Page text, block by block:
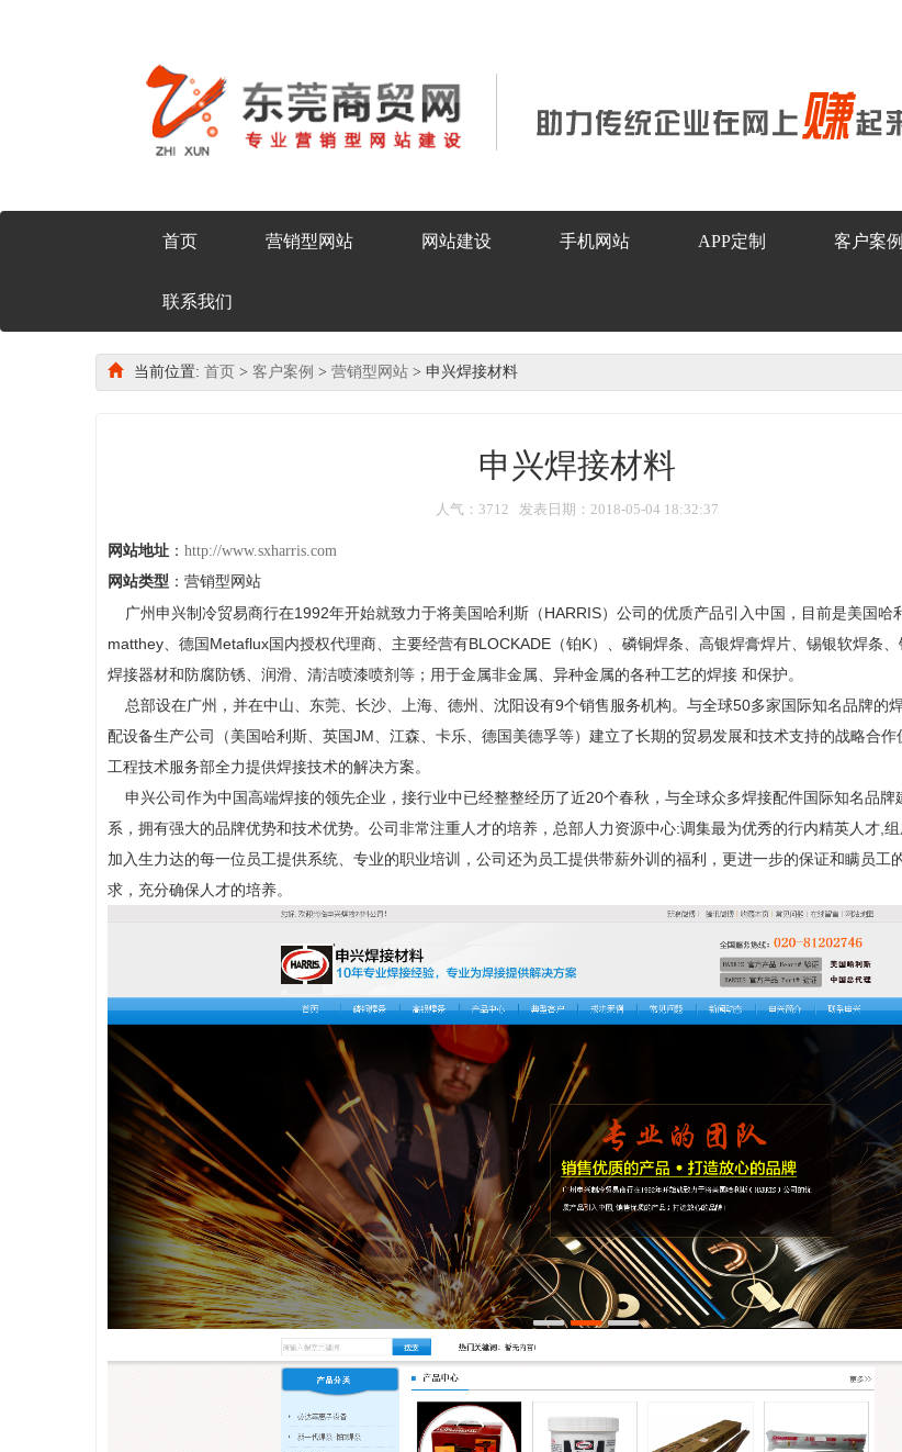
首页 营销型网站 网站建设 手机网站 APP定制 客户案例
联系我们
当前位置: 首页 > 客户案例 > 营销型网站 > 申兴焊接材料
申兴焊接材料
人气：3712 发表日期：2018-05-04 18:32:37
网站地址 ： http://www.sxharris.com
网站类型 ：营销型网站
广州申兴制冷贸易商行在1992年开始就致力于将美国哈利斯（HARRIS）公司的优质产品引入中国，目前是美国哈
matthey、德国Metaflux国内授权代理商、主要经营有BLOCKADE（铂K）、磷铜焊条、高银焊膏焊片、锡银软焊条
焊接器材和防腐防锈、润滑、清洁喷漆喷剂等；用于金属非金属、异种金属的各种工艺的焊接 和保护。
总部设在广州，并在中山、东莞、长沙、上海、德州、沈阳设有9个销售服务机构。与全球50多家国际知名品牌的
配设备生产公司（美国哈利斯、英国JM、江森、卡乐、德国美德孚等）建立了长期的贸易发展和技术支持的战略合
工程技术服务部全力提供焊接技术的解决方案。
申兴公司作为中国高端焊接的领先企业，接行业中已经整整经历了近20个春秋，与全球众多焊接配件国际知名品牌
系，拥有强大的品牌优势和技术优势。公司非常注重人才的培养，总部人力资源中心:调集最为优秀的行内精英人才,
加入生力达的每一位员工提供系统、专业的职业培训，公司还为员工提供带薪外训的福利，更进一步的保证和瞒员工
求，充分确保人才的培养。